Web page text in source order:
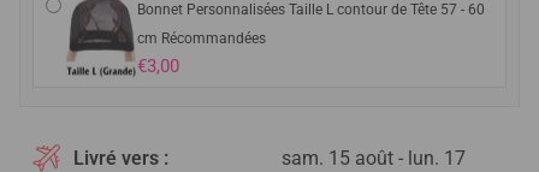
Bonnet Personnalisées Taille L contour de Tête 57 - 60
cm Récommandées
€3,00
Livré vers :
sam. 15 août - lun. 17